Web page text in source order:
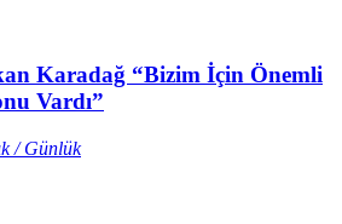
Karadağ “Bizim İçin Önemli
Vardı”
/ Günlük